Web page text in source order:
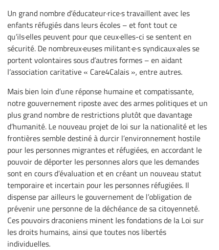
Un grand nombre d’éducateur·rice·s travaillent avec les
enfants réfugiés dans leurs écoles – et font tout ce
qu’ils·elles peuvent pour que ceux·elles-ci se sentent en
sécurité. De nombreux·euses militant·e·s syndicaux·ales se
portent volontaires sous d’autres formes – en aidant
l’association caritative « Care4Calais », entre autres.
Mais bien loin d’une réponse humaine et compatissante,
notre gouvernement riposte avec des armes politiques et un
plus grand nombre de restrictions plutôt que davantage
d’humanité. Le nouveau projet de loi sur la nationalité et les
frontières semble destiné à durcir l’environnement hostile
pour les personnes migrantes et réfugiées, en accordant le
pouvoir de déporter les personnes alors que les demandes
sont en cours d’évaluation et en créant un nouveau statut
temporaire et incertain pour les personnes réfugiées. Il
dispense par ailleurs le gouvernement de l’obligation de
prévenir une personne de la déchéance de sa citoyenneté.
Ces pouvoirs draconiens minent les fondations de la Loi sur
les droits humains, ainsi que toutes nos libertés
individuelles.